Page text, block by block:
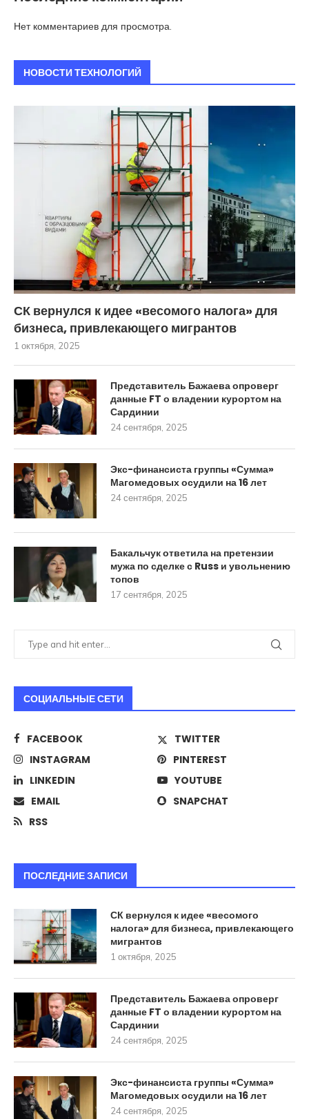
Нет комментариев для просмотра.
НОВОСТИ ТЕХНОЛОГИЙ
СК вернулся к идее «весомого налога» для
бизнеса, привлекающего мигрантов
1 октября, 2025
Представитель Бажаева опроверг
данные FT о владении курортом на
Сардинии
24 сентября, 2025
Экс-финансиста группы «Сумма»
Магомедовых осудили на 16 лет
24 сентября, 2025
Бакальчук ответила на претензии
мужа по сделке с Russ и увольнению
топов
17 сентября, 2025
СОЦИАЛЬНЫЕ СЕТИ
FACEBOOK
TWITTER
INSTAGRAM
PINTEREST
LINKEDIN
YOUTUBE
EMAIL
SNAPCHAT
RSS
ПОСЛЕДНИЕ ЗАПИСИ
СК вернулся к идее «весомого
налога» для бизнеса, привлекающего
мигрантов
1 октября, 2025
Представитель Бажаева опроверг
данные FT о владении курортом на
Сардинии
24 сентября, 2025
Экс-финансиста группы «Сумма»
Магомедовых осудили на 16 лет
24 сентября, 2025